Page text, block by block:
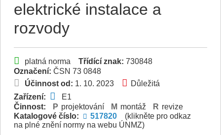
elektrické instalace a
rozvody
platná norma Třídící znak: 730848
Označení: ČSN 73 0848
Účinnost od: 1. 10. 2023
Důležitá
Zařízení:
E1
Činnost:
projektování montáž
revize
Katalogové číslo:
517820
(klikněte pro odkaz
na plné znění normy na webu ÚNMZ)